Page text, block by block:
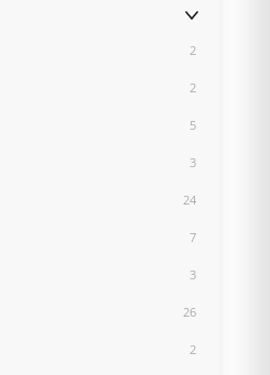
2
2
5
3
24
7
3
26
2